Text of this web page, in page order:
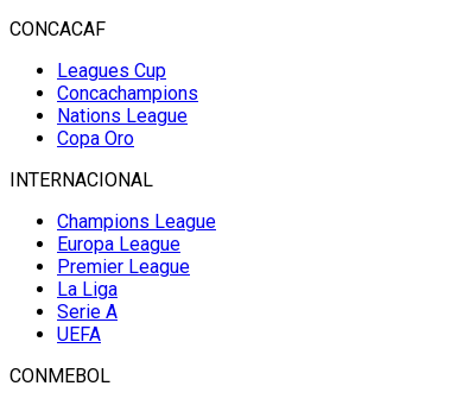
CONCACAF
Leagues Cup
Concachampions
Nations League
Copa Oro
INTERNACIONAL
Champions League
Europa League
Premier League
La Liga
Serie A
UEFA
CONMEBOL